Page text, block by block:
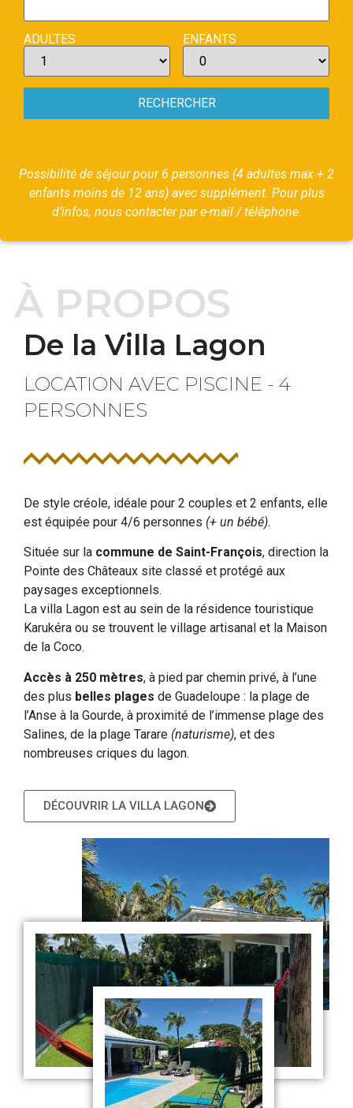
ADULTES ENFANTS
Possibilité de séjour pour 6 personnes (4 adultes max + 2
enfants moins de 12 ans) avec supplément. Pour plus
d’infos, nous contacter par e-mail / téléphone.
À PROPOS
De la Villa Lagon
LOCATION AVEC PISCINE - 4
PERSONNES
De style créole, idéale pour 2 couples et 2 enfants, elle
est équipée pour 4/6 personnes (+ un bébé).
Située sur la commune de Saint-François, direction la
Pointe des Châteaux site classé et protégé aux
paysages exceptionnels.
La villa Lagon est au sein de la résidence touristique
Karukéra ou se trouvent le village artisanal et la Maison
de la Coco.
Accès à 250 mètres, à pied par chemin privé, à l’une
des plus belles plages de Guadeloupe : la plage de
l’Anse à la Gourde, à proximité de l’immense plage des
Salines, de la plage Tarare (naturisme), et des
nombreuses criques du lagon.
DÉCOUVRIR LA VILLA LAGON